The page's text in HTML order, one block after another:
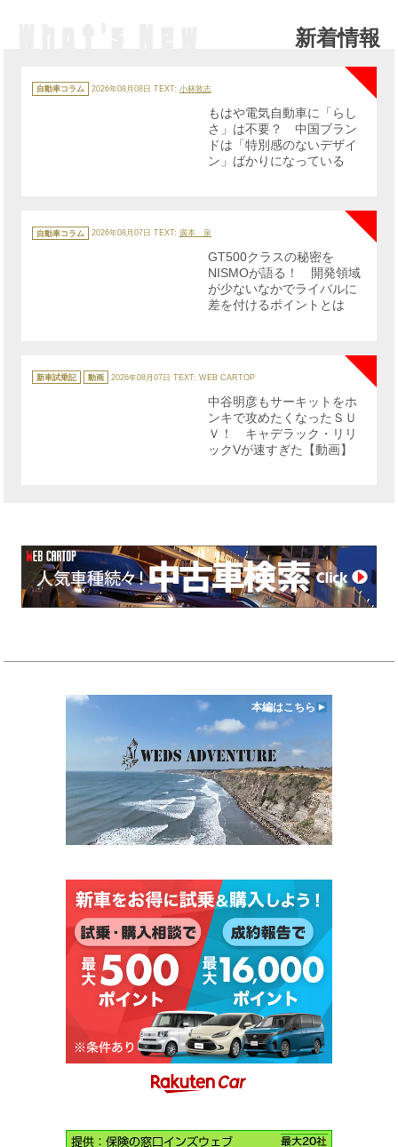
新着情報
テ
ゴ
自動車コラム 2026年08月08日 TEXT: 小林敦志
NEW
もはや電気自動車に「らし
さ」は不要？ 中国ブラン
ドは「特別感のないデザイ
ン」ばかりになっている
テ
ゴ
自動車コラム 2026年08月07日 TEXT: 廣本 泉
GT500クラスの秘密を
NISMOが語る！ 開発領域
が少ないなかでライバルに
差を付けるポイントとは
テ
ゴ
新車試乗記 動画 2026年08月07日 TEXT: WEB CARTOP
中谷明彦もサーキットをホ
ンキで攻めたくなったＳＵ
Ｖ！ キャデラック・リリ
ックVが速すぎた【動画】
本編はこちら